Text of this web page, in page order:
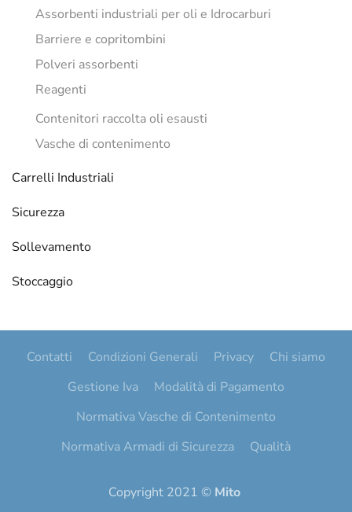
Assorbenti industriali per oli e Idrocarburi
Barriere e copritombini
Polveri assorbenti
Reagenti
Contenitori raccolta oli esausti
Vasche di contenimento
Carrelli Industriali
Sicurezza
Sollevamento
Stoccaggio
Contatti Condizioni Generali Privacy
Chi siamo
Gestione Iva
Modalità di Pagamento
Normativa Vasche di Contenimento
Normativa Armadi di Sicurezza
Qualità
Copyright 2021 © Mito